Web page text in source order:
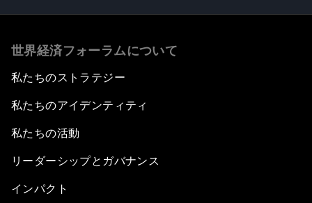
世界経済フォーラムについて
私たちのストラテジー
私たちのアイデンティティ
私たちの活動
リーダーシップとガバナンス
インパクト